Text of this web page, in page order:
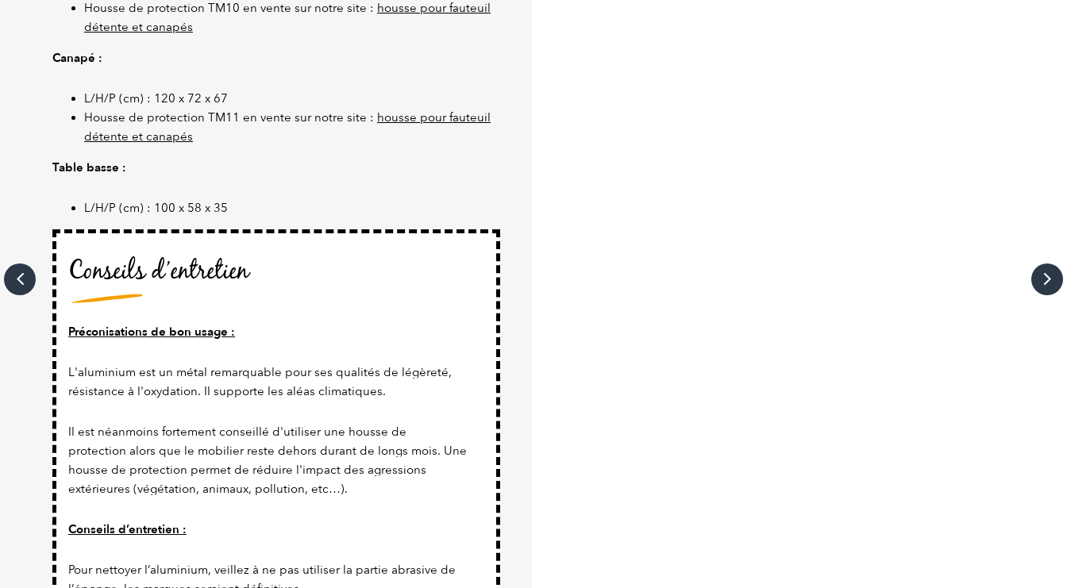
Housse de protection TM10 en vente sur notre site : housse pour fauteuil
détente et canapés
Canapé :
L/H/P (cm) : 120 x 72 x 67
Housse de protection TM11 en vente sur notre site : housse pour fauteuil
détente et canapés
Table basse :
L/H/P (cm) : 100 x 58 x 35
Conseils d’entretien
Préconisations de bon usage :
L'aluminium est un métal remarquable pour ses qualités de légèreté,
résistance à l'oxydation. Il supporte les aléas climatiques.
Il est néanmoins fortement conseillé d'utiliser une housse de
protection alors que le mobilier reste dehors durant de longs mois. Une
housse de protection permet de réduire l'impact des agressions
extérieures (végétation, animaux, pollution, etc…).
Conseils d’entretien :
Pour nettoyer l’aluminium, veillez à ne pas utiliser la partie abrasive de